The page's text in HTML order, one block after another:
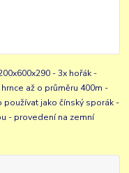
- 3x hořák -
až o průměru 400m -
jako čínský sporák -
- provedení na zemní